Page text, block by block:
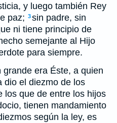
y luego también Rey
paz; 3sin padre, sin
ni tiene principio de
semejante al Hijo
para siempre.
era Éste, a quien
dio el diezmo de los
los que de entre los hijos
tienen mandamiento
según la ley, es